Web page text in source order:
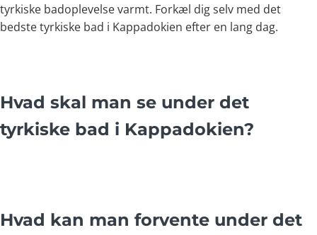
tyrkiske badoplevelse varmt. Forkæl dig selv med det
bedste tyrkiske bad i Kappadokien efter en lang dag.
Hvad skal man se under det
tyrkiske bad i Kappadokien?
Hvad kan man forvente under det